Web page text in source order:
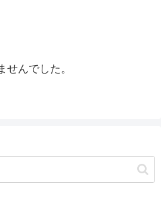
せんでした。